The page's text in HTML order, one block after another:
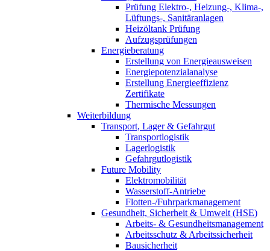
Prüfung Elektro-, Heizung-, Klima-,
Lüftungs-, Sanitäranlagen
Heizöltank Prüfung
Aufzugsprüfungen
Energieberatung
Erstellung von Energieausweisen
Energiepotenzialanalyse
Erstellung Energieeffizienz
Zertifikate
Thermische Messungen
Weiterbildung
Transport, Lager & Gefahrgut
Transportlogistik
Lagerlogistik
Gefahrgutlogistik
Future Mobility
Elektromobilität
Wasserstoff-Antriebe
Flotten-/Fuhrparkmanagement
Gesundheit, Sicherheit & Umwelt (HSE)
Arbeits- & Gesundheitsmanagement
Arbeitsschutz & Arbeitssicherheit
Bausicherheit